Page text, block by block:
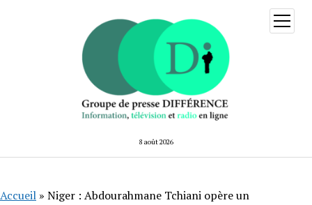
8 août 2026
ouvrir
menu
Accueil » Niger : Abdourahmane Tchiani opère un